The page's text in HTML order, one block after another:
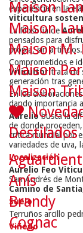
experiencia en la
viticultura
La filosofía de
pensados para
propia, sin artificios.
Comprometidos e
Viticultortrata de
generación tras
En las
dando importancia
Aureliobusca la
de donde proceden,
crítica mundial por
variedades de uva,
Localización
Aurelio Feo
San Andrés de
Camino de
Suelo
Terruños arcillo
Viñedo
Maison
Maison
Maison M.
Maison
Maison
Destilados
Anís
Brandy
Cognac